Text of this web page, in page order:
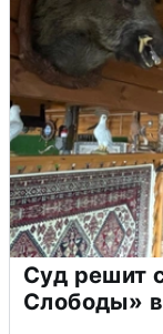
Суд решит
Слободы»